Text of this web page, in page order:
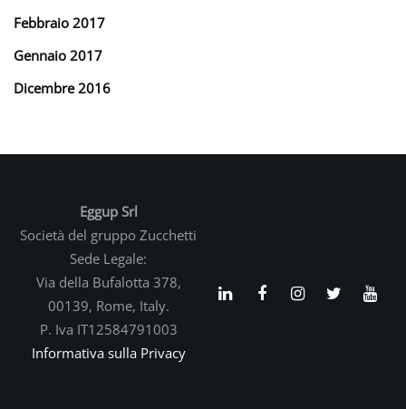
Febbraio 2017
Gennaio 2017
Dicembre 2016
Eggup Srl
Società del gruppo Zucchetti
Sede Legale:
Via della Bufalotta 378,
00139, Rome, Italy.
P. Iva IT12584791003
Informativa sulla Privacy